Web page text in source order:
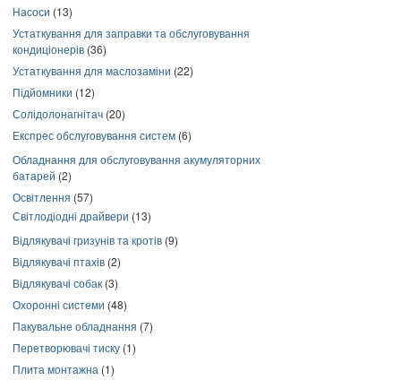
Насоси (13)
Устаткування для заправки та обслуговування
кондиціонерів (36)
Устаткування для маслозаміни (22)
Підйомники (12)
Солідолонагнітач (20)
Експрес обслуговування систем (6)
Обладнання для обслуговування акумуляторних
батарей (2)
Освітлення (57)
Світлодіодні драйвери (13)
Відлякувачі гризунів та кротів (9)
Відлякувачі птахів (2)
Відлякувачі собак (3)
Охоронні системи (48)
Пакувальне обладнання (7)
Перетворювачі тиску (1)
Плита монтажна (1)